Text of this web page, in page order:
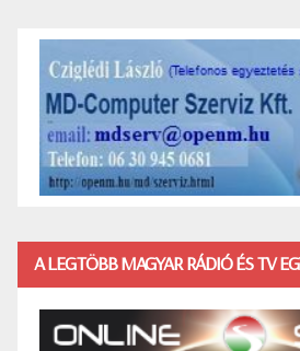
A LEGTÖBB MAGYAR RÁDIÓ ÉS TV